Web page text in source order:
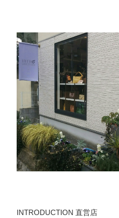
INTRODUCTION 直営店